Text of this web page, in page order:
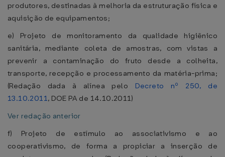
produtores, destinadas à melhoria da estruturação física e
aquisição de equipamentos;
e) Projeto de monitoramento da qualidade higiênico
sanitária, mediante coleta de amostras, com vistas a
prevenir a contaminação do fruto desde a colheita,
transporte, recepção e processamento da matéria-prima;
(Redação dada à alínea pelo Decreto nº 250, de
13.10.2011, DOE PA de 14.10.2011)
Ver redação anterior
f) Projeto de estímulo ao associativismo e ao
cooperativismo, de forma a propiciar a inserção de